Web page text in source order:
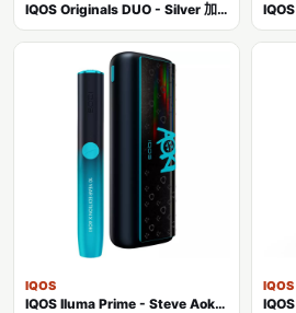
IQOS Originals DUO - Silver 加热不燃烧主机
IQOS
IQOS Iluma Prime - Steve Aoki Limited Edition 加热不燃烧主机
IQOS